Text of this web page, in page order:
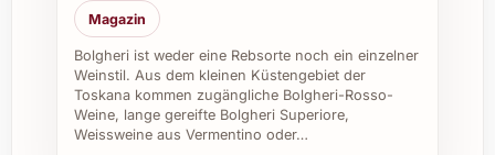
frischen Weisswein.
Kann Herència Altés Garnatxa Blanca 2025 auch
gekühlt gelagert werden?
Magazin
Bolgheri ist weder eine Rebsorte noch ein einzelner
Weinstil. Aus dem kleinen Küstengebiet der
Toskana kommen zugängliche Bolgheri-Rosso-
Weine, lange gereifte Bolgheri Superiore,
Weissweine aus Vermentino oder…